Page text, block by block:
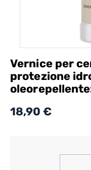
Vernice per
protezione
18,90 €